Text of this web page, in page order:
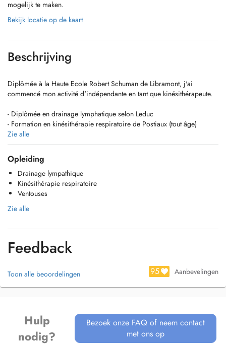
mogelijk te maken.
Bekijk locatie op de kaart
Beschrijving
Diplômée à la Haute Ecole Robert Schuman de Libramont, j'ai
commencé mon activité d'indépendante en tant que kinésithérapeute.
- Diplômée en drainage lymphatique selon Leduc
- Formation en kinésithérapie respiratoire de Postiaux (tout âge)
- Formation en ventouses
- Spécialisation de l'ATM (articulation temporo-mandibulaire)
- Certifiée de ma première année de micro kinésithérapie (2e en
cours)
Je parle couramment le français et je peux réaliser mes séances en
anglais.
Zie alle
Opleiding
Drainage lympathique
Kinésithérapie respiratoire
Ventouses
Zie alle
Feedback
Toon alle beoordelingen 95 Aanbevelingen
Hulp
nodig?
Bezoek onze FAQ of neem contact
met ons op